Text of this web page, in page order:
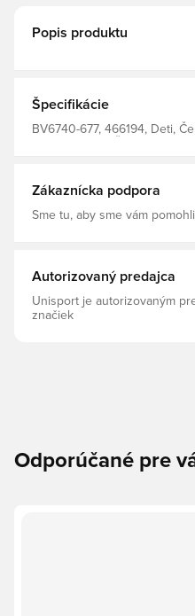
Popis produktu
Špecifikácie
BV6740-677, 466194, Deti,
Zákaznícka podpora
Sme tu, aby sme vám pomohli
Autorizovaný predajca
Unisport je autorizovaným
značiek
Odporúčané pre